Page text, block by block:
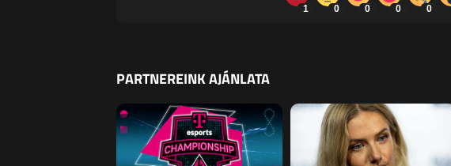
1 0 0 0 0
PARTNEREINK AJÁNLATA